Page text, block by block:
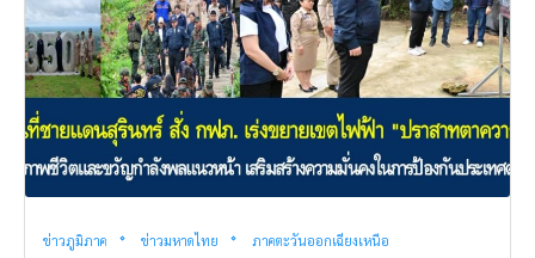
ข่าวภูมิภาค ข่าวมหาดไทย ภาคตะวันออกเฉียงเหนือ